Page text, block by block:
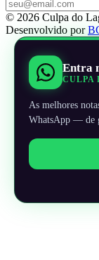
© 2026 Culpa do
Desenvolvido por
Entra
CULPA
As melhores
WhatsApp — de